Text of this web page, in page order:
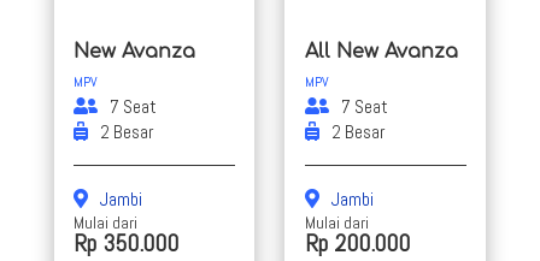
New Avanza
MPV
7 Seat
2 Besar
Jambi
Mulai dari
Rp 350.000
All New Avanza
MPV
7 Seat
2 Besar
Jambi
Mulai dari
Rp 200.000